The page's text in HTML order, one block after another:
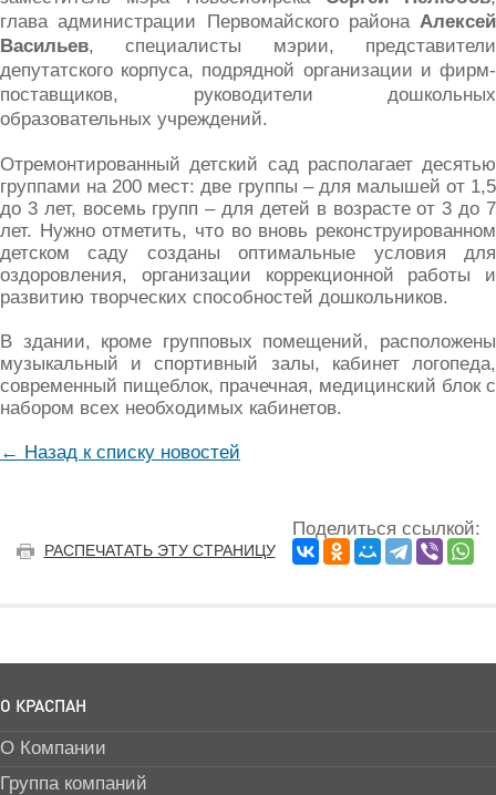
глава администрации Первомайского района Алексей
Васильев, специалисты мэрии, представители
депутатского корпуса, подрядной организации и фирм-
поставщиков, руководители дошкольных
образовательных учреждений.
Отремонтированный детский сад располагает десятью
группами на 200 мест: две группы – для малышей от 1,5
до 3 лет, восемь групп – для детей в возрасте от 3 до 7
лет. Нужно отметить, что во вновь реконструированном
детском саду созданы оптимальные условия для
оздоровления, организации коррекционной работы и
развитию творческих способностей дошкольников.
В здании, кроме групповых помещений, расположены
музыкальный и спортивный залы, кабинет логопеда,
современный пищеблок, прачечная, медицинский блок с
набором всех необходимых кабинетов.
← Назад к списку новостей
РАСПЕЧАТАТЬ ЭТУ СТРАНИЦУ
Поделиться ссылкой:
О КРАСПАН
О Компании
Группа компаний